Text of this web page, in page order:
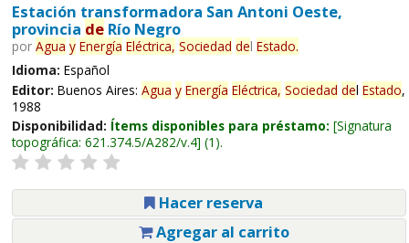
Estación transformadora San Antoni Oeste,
provincia deRío Negro
por Agua y Energía Eléctrica, Sociedad del Estado.
Idioma: Español
Editor: Buenos Aires: Agua y Energía Eléctrica, Sociedad del Estado,
1988
Disponibilidad: Ítems disponibles para préstamo: Signatura
topográfica: 621.374.5/A282/v.4 (1).
Hacer reserva
Agregar al carrito